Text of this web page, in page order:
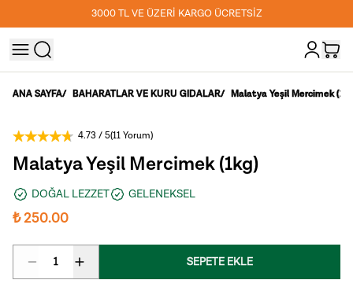
3000 TL VE ÜZERİ KARGO ÜCRETSİZ
ANA SAYFA/ BAHARATLAR VE KURU GIDALAR/ Malatya Yeşil Mercimek
4.73 / 5(11 Yorum)
Malatya Yeşil Mercimek (1kg)
DOĞAL LEZZET GELENEKSEL
₺ 250.00
1 SEPETE EKLE